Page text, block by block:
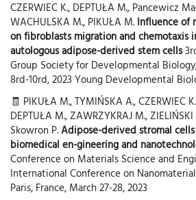
CZERWIEC K., DEPTUŁA M., Pancewicz
WACHULSKA M., PIKUŁA M. Influence of
on fibroblasts migration and chemotaxis
autologous adipose-derived stem cells
Group Society for Developmental
8rd-10rd, 2023 Young Developmental
🧾 PIKUŁA M., TYMIŃSKA A., CZERWIEC
DEPTUŁA M., ZAWRZYKRAJ M., ZIELIŃSKI
Skowron P.Adipose-derived stromal
biomedical en-gineering and
Conference on Materials Science and
International Conference on
Paris, France, March 27-28, 2023